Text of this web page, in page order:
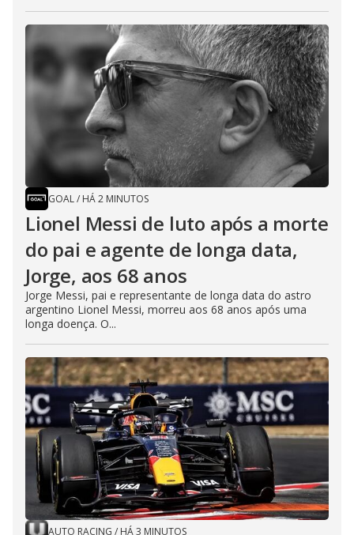
GOAL/ HÁ 2 MINUTOS
Lionel Messi de luto após a morte
do pai e agente de longa data,
Jorge, aos 68 anos
Jorge Messi, pai e representante de longa data do astro
argentino Lionel Messi, morreu aos 68 anos após uma
longa doença. O...
AUTO RACING / HÁ 3 MINUTOS